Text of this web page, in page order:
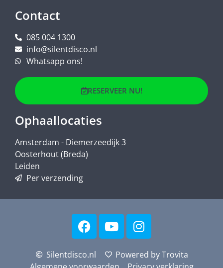
Contact
085 004 1300
info@silentdisco.nl
Whatsapp ons!
RESERVEER NU!
Ophaallocaties
Amsterdam - Diemerzeedijk 3
Oosterhout (Breda)
Leiden
Per verzending
Silentdisco.nl
Powered by Trovita